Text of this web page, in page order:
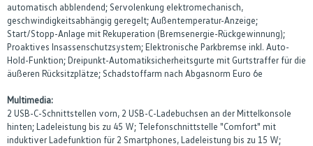
automatisch abblendend; Servolenkung elektromechanisch,
geschwindigkeitsabhängig geregelt; Außentemperatur-Anzeige;
Start/Stopp-Anlage mit Rekuperation (Bremsenergie-Rückgewinnung);
Proaktives Insassenschutzsystem; Elektronische Parkbremse inkl. Auto-
Hold-Funktion; Dreipunkt-Automatiksicherheitsgurte mit Gurtstraffer für die
äußeren Rücksitzplätze; Schadstoffarm nach Abgasnorm Euro 6e
Multimedia:
2 USB-C-Schnittstellen vorn, 2 USB-C-Ladebuchsen an der Mittelkonsole
hinten; Ladeleistung bis zu 45 W; Telefonschnittstelle "Comfort" mit
induktiver Ladefunktion für 2 Smartphones, Ladeleistung bis zu 15 W;